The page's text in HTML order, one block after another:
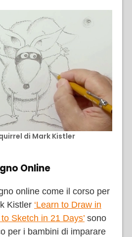
di Mark Kistler
Online
online come il corso per
Kistler ‘Learn to Draw in
to Sketch in 21 Days’ sono
per i bambini di imparare